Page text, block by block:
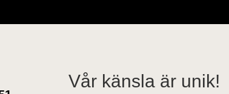
Vår känsla är unik!